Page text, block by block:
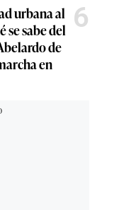
urbana al
se sabe del
de
en
6